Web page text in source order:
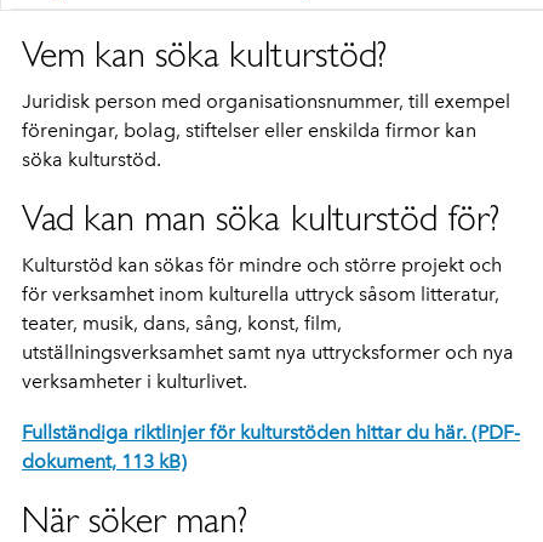
Vem kan söka kulturstöd?
Juridisk person med organisationsnummer, till exempel
föreningar, bolag, stiftelser eller enskilda firmor kan
söka kulturstöd.
Vad kan man söka kulturstöd för?
Kulturstöd kan sökas för mindre och större projekt och
för verksamhet inom kulturella uttryck såsom litteratur,
teater, musik, dans, sång, konst, film,
utställningsverksamhet samt nya uttrycksformer och nya
verksamheter i kulturlivet.
Fullständiga riktlinjer för kulturstöden hittar du här. (PDF-
dokument, 113 kB)
När söker man?